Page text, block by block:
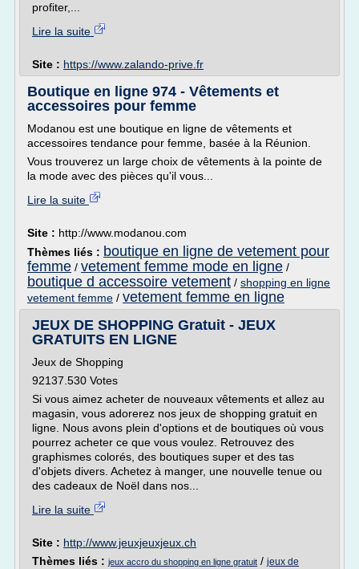
profiter,...
Lire la suite
Site : https://www.zalando-prive.fr
Boutique en ligne 974 - Vêtements et
accessoires pour femme
Modanou est une boutique en ligne de vêtements et
accessoires tendance pour femme, basée à la Réunion.
Vous trouverez un large choix de vêtements à la pointe de
la mode avec des pièces qu'il vous...
Lire la suite
Site : http://www.modanou.com
Thèmes liés : boutique en ligne de vetement pour
femme / vetement femme mode en ligne /
boutique d accessoire vetement / shopping en ligne
vetement femme / vetement femme en ligne
JEUX DE SHOPPING Gratuit - JEUX
GRATUITS EN LIGNE
Jeux de Shopping
92137.530 Votes
Si vous aimez acheter de nouveaux vêtements et allez au
magasin, vous adorerez nos jeux de shopping gratuit en
ligne. Nous avons plein d'options et de boutiques où vous
pourrez acheter ce que vous voulez. Retrouvez des
graphismes colorés, des boutiques super et des tas
d'objets divers. Achetez à manger, une nouvelle tenue ou
des cadeaux de Noël dans nos...
Lire la suite
Site : http://www.jeuxjeuxjeux.ch
Thèmes liés : jeux accro du shopping en ligne gratuit / jeux de